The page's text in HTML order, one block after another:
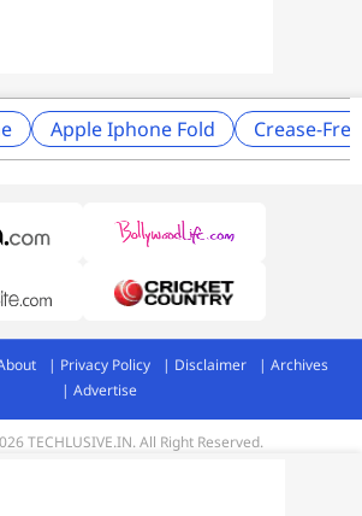
Apple Iphone Fold Crease-
Privacy Policy Disclaimer
Archives
Advertise
TECHLUSIVE.IN. All Right Reserved.